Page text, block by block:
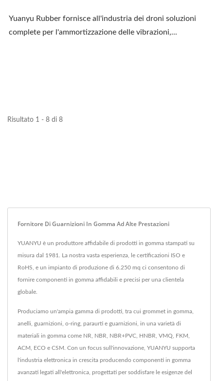
Yuanyu Rubber fornisce all'industria dei droni soluzioni
complete per l'ammortizzazione delle vibrazioni,...
Risultato 1 - 8 di 8
Fornitore Di Guarnizioni In Gomma Ad Alte Prestazioni
YUANYU è un produttore affidabile di prodotti in gomma stampati su
misura dal 1981. La nostra vasta esperienza, le certificazioni ISO e
RoHS, e un impianto di produzione di 6.250 mq ci consentono di
fornire componenti in gomma affidabili e precisi per una clientela
globale.
Produciamo un'ampia gamma di prodotti, tra cui grommet in gomma,
anelli, guarnizioni, o-ring, paraurti e guarnizioni, in una varietà di
materiali in gomma come NR, NBR, NBR+PVC, HNBR, VMQ, FKM,
ACM, ECO e CSM. Con un focus sull'innovazione, YUANYU supporta
l'industria elettronica in crescita producendo componenti in gomma
avanzati legati all'elettronica, progettati per soddisfare le esigenze del